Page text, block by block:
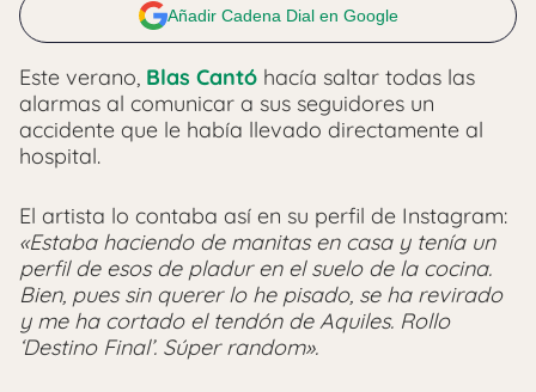
Añadir Cadena Dial en Google
Este verano, Blas Cantó hacía saltar todas las
alarmas al comunicar a sus seguidores un
accidente que le había llevado directamente al
hospital.
El artista lo contaba así en su perfil de Instagram:
«Estaba haciendo de manitas en casa y tenía un
perfil de esos de pladur en el suelo de la cocina.
Bien, pues sin querer lo he pisado, se ha revirado
y me ha cortado el tendón de Aquiles. Rollo
‘Destino Final’. Súper random».